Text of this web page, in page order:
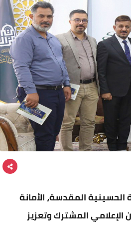
الحسينية المقدسة، الأمانة
المشترك وتعزيز